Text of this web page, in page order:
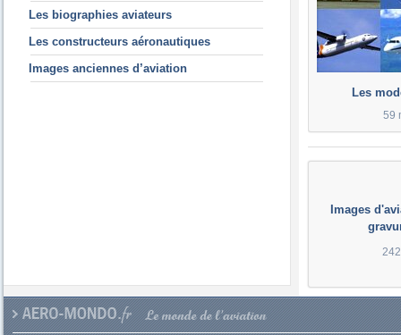
Les biographies aviateurs
Les constructeurs aéronautiques
Images anciennes d’aviation
Les
59
Images